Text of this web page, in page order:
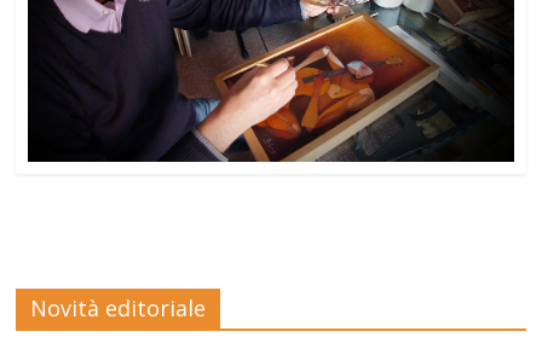
Novità editoriale